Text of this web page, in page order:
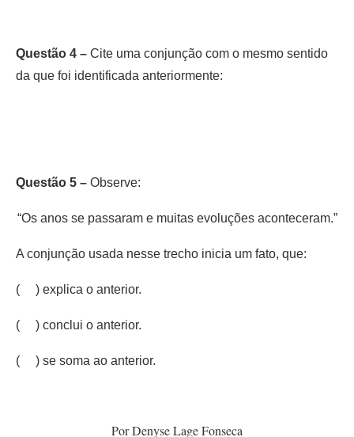
Questão 4 – Cite uma conjunção com o mesmo sentido
da que foi identificada anteriormente:
Questão 5 – Observe:
“Os anos se passaram e muitas evoluções aconteceram.”
A conjunção usada nesse trecho inicia um fato, que:
( ) explica o anterior.
( ) conclui o anterior.
( ) se soma ao anterior.
Por Denyse Lage Fonseca